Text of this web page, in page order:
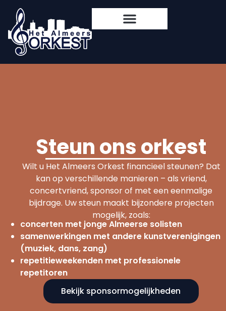
Steun ons orkest
Wilt u Het Almeers Orkest financieel steunen? Dat
kan op verschillende manieren – als vriend,
concertvriend, sponsor of met een eenmalige
bijdrage. Uw steun maakt bijzondere projecten
mogelijk, zoals:
concerten met jonge Almeerse solisten
samenwerkingen met andere kunstverenigingen
(muziek, dans, zang)
repetitieweekenden met professionele
repetitoren
Bekijk sponsormogelijkheden